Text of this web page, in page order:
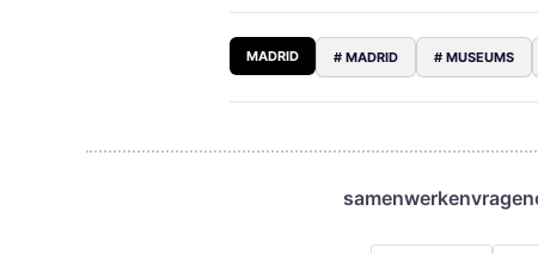
MADRID # MADRID # MUSEUMS
samenwerkenvragen